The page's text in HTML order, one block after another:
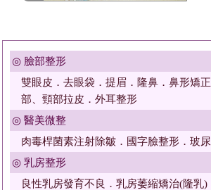
◎ 臉部整形
雙眼皮．去眼袋．提眉．隆鼻．鼻形矯
部、頸部拉皮．外耳整形
◎ 醫美微整
肉毒桿菌素注射除皺．國字臉整形．玻
◎ 乳房整形
良性乳房發育不良．乳房萎縮矯治(隆乳